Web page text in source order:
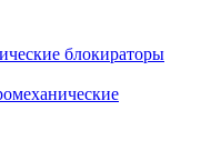
блокираторы